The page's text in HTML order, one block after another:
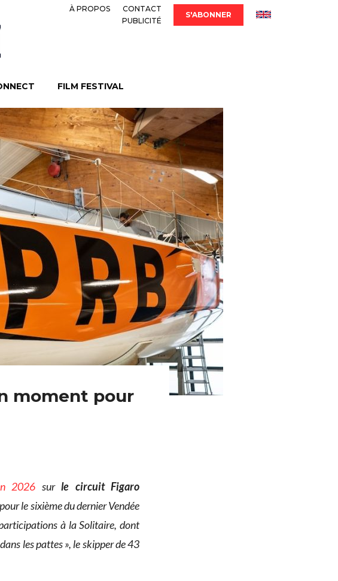
À PROPOS
CONTACT
PUBLICITÉ
S'ABONNER
FILM FESTIVAL
moment pour
2026 surle circuit Figaro
le sixième du dernier Vendée
à la Solitaire, dont
les pattes », le skipper de 43